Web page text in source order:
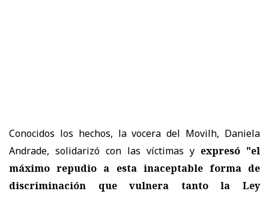
Conocidos los hechos, la vocera del Movilh, Daniela
Andrade, solidarizó con las víctimas y expresó "el
máximo repudio a esta inaceptable forma de
discriminación que vulnera tanto la Ley